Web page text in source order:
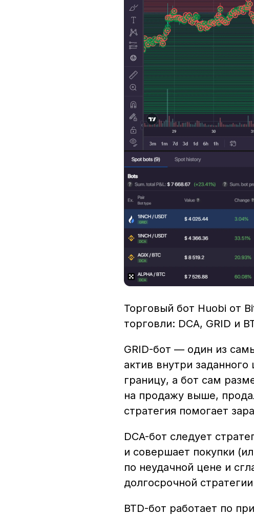
Торговый бот Huobi от
торговли: DCA, GRID и
GRID-бот — один из
актив внутри
границу, а бот сам
на продажу выше,
стратегия помогает
DCA-бот следует
и совершает покупки
по неудачной цене и
долгосрочной
BTD-бот работает по